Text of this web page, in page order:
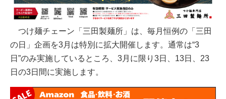
つけ麺チェーン「三田製麺所」は、毎月恒例の「三田
の日」企画を3月は特別に拡大開催します。通常は“3
日”のみ実施しているところ、3月に限り3日、13日、23
日の3日間に実施します。